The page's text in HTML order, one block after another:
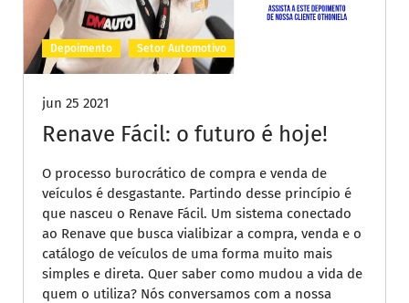
Depoimento Setor Automotivo
jun 25 2021
Renave Fácil: o futuro é hoje!
O processo burocrático de compra e venda de
veículos é desgastante. Partindo desse princípio é
que nasceu o Renave Fácil. Um sistema conectado
ao Renave que busca vialibizar a compra, venda e o
catálogo de veículos de uma forma muito mais
simples e direta. Quer saber como mudou a vida de
quem o utiliza? Nós conversamos com a nossa